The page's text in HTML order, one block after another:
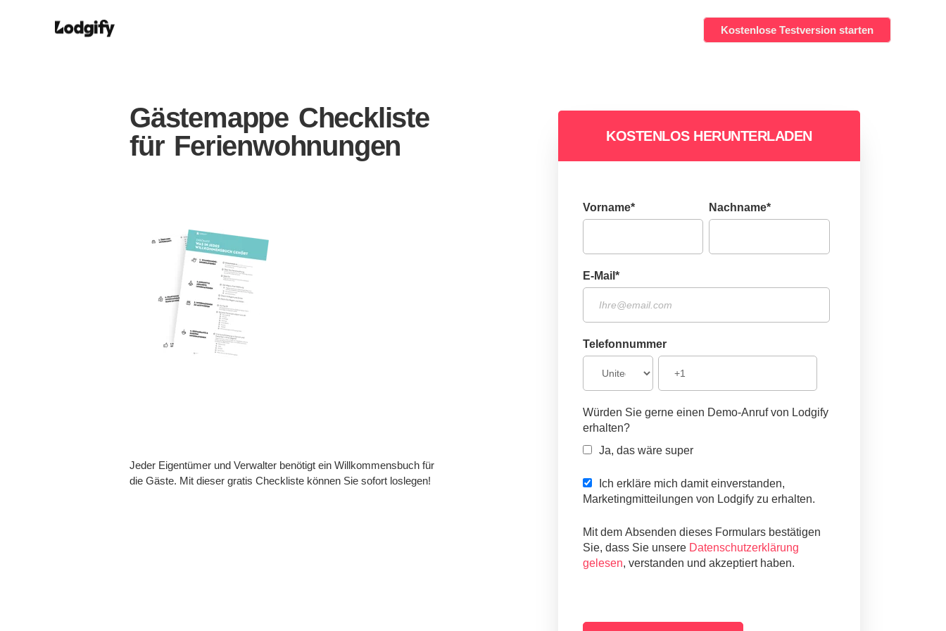
Kostenlose Testversion starten
Gästemappe Checkliste
für Ferienwohnungen
Jeder Eigentümer und Verwalter benötigt ein Willkommensbuch für
die Gäste. Mit dieser gratis Checkliste können Sie sofort loslegen!
KOSTENLOS HERUNTERLADEN
Vorname* Nachname*
E-Mail *
Telefonnummer
Würden Sie gerne einen Demo-Anruf von Lodgify
erhalten?
Ja, das wäre super
Ich erkläre mich damit einverstanden,
Marketingmitteilungen von Lodgify zu erhalten.
Mit dem Absenden dieses Formulars bestätigen
Sie, dass Sie unsere Datenschutzerklärung
gelesen, verstanden und akzeptiert haben.